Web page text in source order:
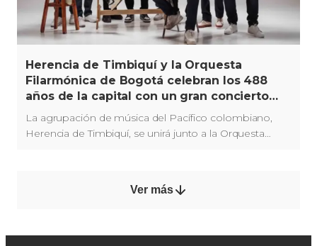
Herencia de Timbiquí y la Orquesta
Filarmónica de Bogotá celebran los 488
años de la capital con un gran concierto
sinfónico
La agrupación de música del Pacífico colombiano,
Herencia de Timbiquí, se unirá junto a la Orquesta
Ver más